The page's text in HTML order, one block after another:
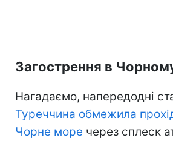
Загострення в
Нагадаємо, напередодні
Туреччина обмежила
Чорне море через сплеск